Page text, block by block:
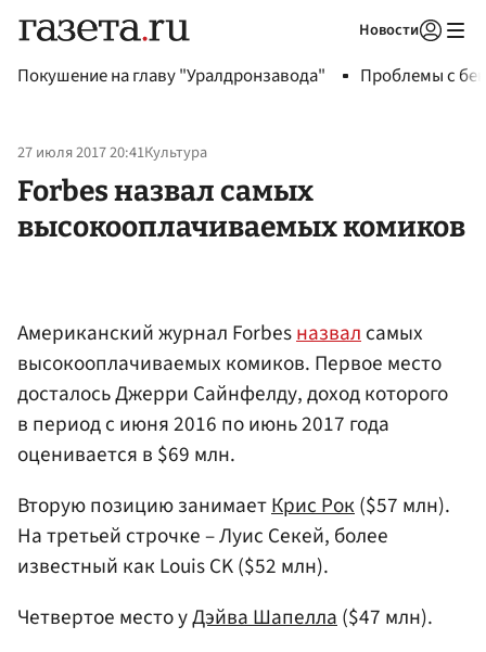
Новости
Покушение на главу "Уралдронзавода" Проблемы с
27 июля 2017 20:41Культура
Forbes назвал самых
высокооплачиваемых комиков
Американский журнал Forbesназвалсамых
высокооплачиваемых комиков. Первое место
досталось Джерри Сайнфелду, доход которого
в период с июня 2016 по июнь 2017 года
оценивается в $69 млн.
Вторую позицию занимаетКрис Рок($57 млн).
На третьей строчке – Луис Секей, более
известный как Louis CK ($52 млн).
Четвертое место уДэйва Шапелла($47 млн).